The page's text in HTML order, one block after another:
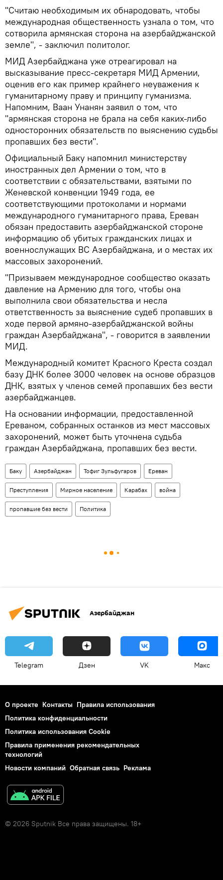
"Считаю необходимым их обнародовать, чтобы
международная общественность узнала о том, что
сотворила армянская сторона на азербайджанской
земле", - заключил политолог.
МИД Азербайджана уже отреагировал на
высказывание пресс-секретаря МИД Армении,
оценив его как пример крайнего неуважения к
гуманитарному праву и принципу гуманизма.
Напомним, Ваан Унанян заявил о том, что
"армянская сторона не брала на себя каких-либо
односторонних обязательств по выяснению судьбы
пропавших без вести".
Официальный Баку напомнил министерству
иностранных дел Армении о том, что в
соответствии с обязательствами, взятыми по
Женевской конвенции 1949 года, ее
соответствующими протоколами и нормами
международного гуманитарного права, Ереван
обязан предоставить азербайджанской стороне
информацию об убитых гражданских лицах и
военнослужащих ВС Азербайджана, и о местах их
массовых захоронений.
"Призываем международное сообщество оказать
давление на Армению для того, чтобы она
выполнила свои обязательства и несла
ответственность за выяснение судеб пропавших в
ходе первой армяно-азербайджанской войны
граждан Азербайджана", - говорится в заявлении
МИД.
Международный комитет Красного Креста создал
базу ДНК более 3000 человек на основе образцов
ДНК, взятых у членов семей пропавших без вести
азербайджанцев.
На основании информации, предоставленной
Ереваном, собранных останков из мест массовых
захоронений, может быть уточнена судьба
граждан Азербайджана, пропавших без вести.
Баку Азербайджан Тофиг Зульфугаров Ереван
Преступления Мирное население Карабах война
пропавшие без вести Политика
Азербайджан
Telegram Дзен VK Макс
О проекте Контакты Правила использования
Политика конфиденциальности
Политика использования Cookie
Правила применения рекомендательных
технологий
Новости компаний Обратная связь Реклама
© 2026 Sputnik Все права защищены. 18+